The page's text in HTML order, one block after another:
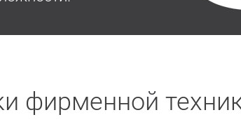
фирменной